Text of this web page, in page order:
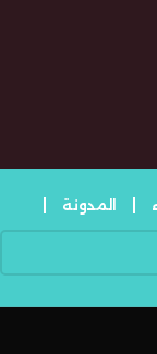
المدونة